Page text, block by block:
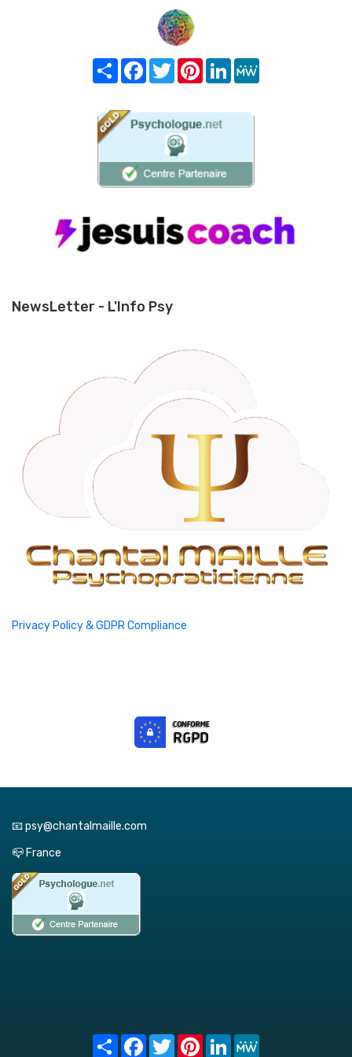
Share FacebookTwitterPinterest
LinkedIn
NewsLetter - L'Info Psy
Privacy Policy & GDPR Compliance
📧 psy@chantalmaille.com
📪 France
Share FacebookTwitterPinterest
LinkedIn